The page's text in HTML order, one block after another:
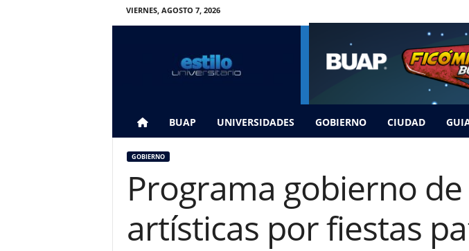
VIERNES, AGOSTO 7, 2026
BUAP UNIVERSIDADES GOBIERNO CIUDAD
GOBIERNO
Programa gobierno
artísticas por fiestas